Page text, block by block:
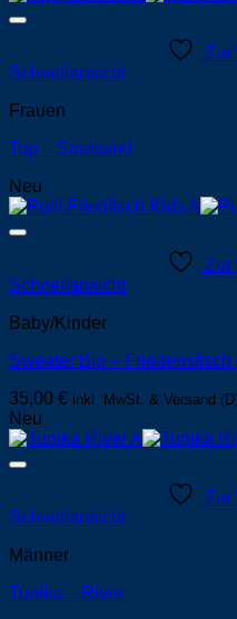
Zur
Schnellansicht
Frauen
Top – Stralsund
Neu
Zur
Schnellansicht
Baby/Kinder
Sweater Bio – Friedensfisch
35,00 € inkl. MwSt. & Versand
Neu
Zur
Schnellansicht
Männer
Tunika – River